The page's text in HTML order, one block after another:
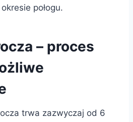
połogu.
– proces
trwa zazwyczaj od 6